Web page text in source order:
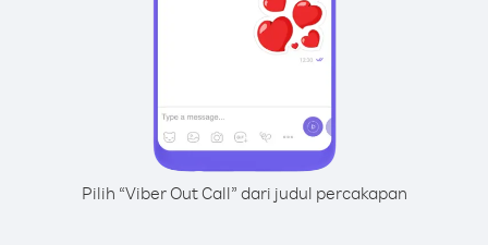
Pilih “Viber Out Call” dari judul percakapan